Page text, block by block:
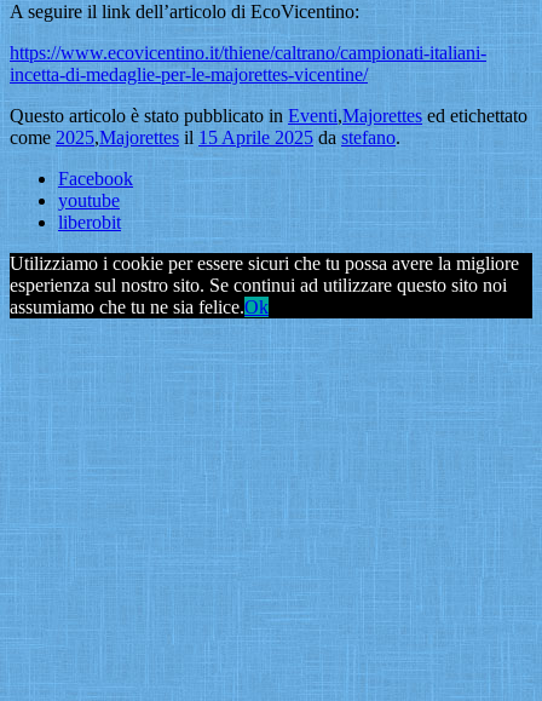
A seguire il link dell’articolo di EcoVicentino:
https://www.ecovicentino.it/thiene/caltrano/campionati-italiani-
incetta-di-medaglie-per-le-majorettes-vicentine/
Questo articolo è stato pubblicato in Eventi,Majorettes ed etichettato
come 2025,Majorettes il 15 Aprile 2025 da stefano.
Facebook
youtube
liberobit
Utilizziamo i cookie per essere sicuri che tu possa avere la migliore
esperienza sul nostro sito. Se continui ad utilizzare questo sito noi
assumiamo che tu ne sia felice.Ok